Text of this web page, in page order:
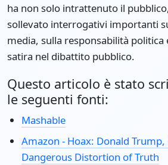
ha non solo intrattenuto il
sollevato interrogativi importanti
media, sulla responsabilità politica
satira nel dibattito pubblico.
Questo articolo è stato
le seguenti fonti:
Mashable
Amazon - Hoax: Donald
Dangerous Distortion of Truth